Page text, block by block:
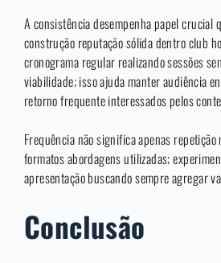
A consistência desempenha papel crucial
construção reputação sólida dentro club
cronograma regular realizando sessões
viabilidade; isso ajuda manter audiência
retorno frequente interessados pelos
Frequência não significa apenas
formatos abordagens utilizadas;
apresentação buscando sempre agregar
Conclusão